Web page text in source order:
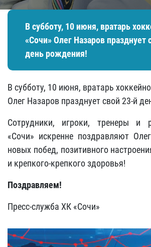
В субботу, 10 июня, вратарь
«Сочи» Олег Назаров празднует
день рождения!
В субботу, 10 июня, вратарь
Олег Назаров празднует свой 23-й
Сотрудники, игроки, тренеры и
«Сочи» искренне поздравляют
новых побед, позитивного
и крепкого-крепкого здоровья!
Поздравляем!
Пресс-служба ХК «Сочи»